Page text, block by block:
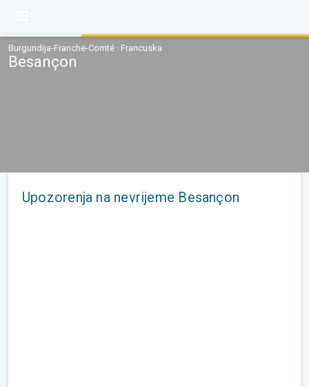
Burgundija-Franche-Comté · Francuska
Besançon
Upozorenja na nevrijeme Besançon